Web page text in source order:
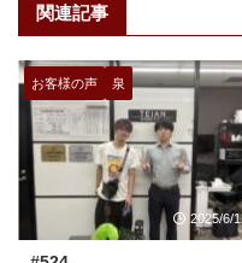
関連記事
お客様の声 泉
2025/6/